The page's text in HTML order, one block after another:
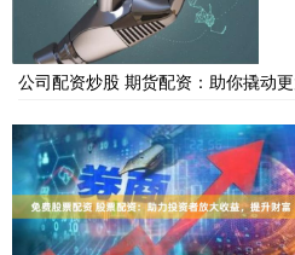
公司配资炒股 期货配资：助你撬动